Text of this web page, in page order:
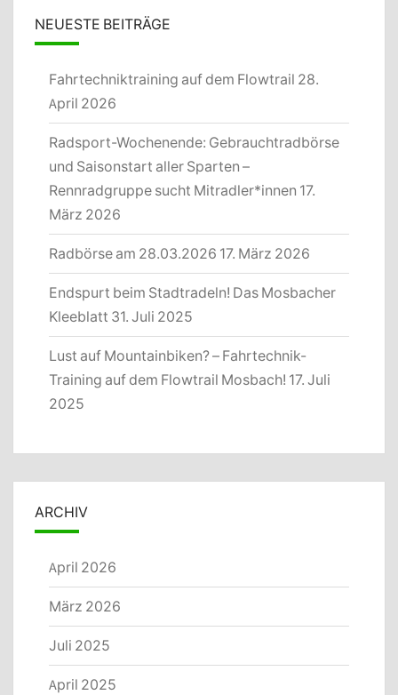
NEUESTE BEITRÄGE
Fahrtechniktraining auf dem Flowtrail 28.
April 2026
Radsport-Wochenende: Gebrauchtradbörse
und Saisonstart aller Sparten –
Rennradgruppe sucht Mitradler*innen 17.
März 2026
Radbörse am 28.03.2026 17. März 2026
Endspurt beim Stadtradeln! Das Mosbacher
Kleeblatt 31. Juli 2025
Lust auf Mountainbiken? – Fahrtechnik-
Training auf dem Flowtrail Mosbach! 17. Juli
2025
ARCHIV
April 2026
März 2026
Juli 2025
April 2025